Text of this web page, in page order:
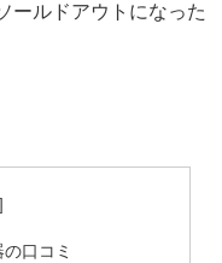
ールドアウトになった
口コミ